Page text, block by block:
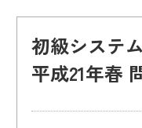
初級システ
平成21年春